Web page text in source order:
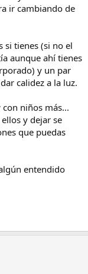
ir cambiando de
si tienes (si no el
aunque ahí tienes
y un par
calidez a la luz.
niños más...
y dejar se
que puedas
entendido